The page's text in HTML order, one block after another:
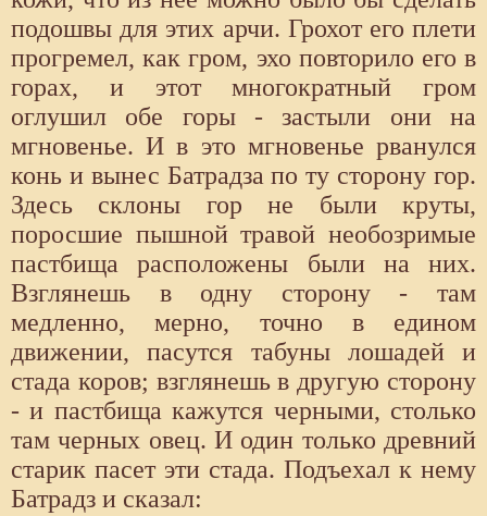
подошвы для этих арчи. Грохот его плети
прогремел, как гром, эхо повторило его в
горах, и этот многократный гром
оглушил обе горы - застыли они на
мгновенье. И в это мгновенье рванулся
конь и вынес Батрадза по ту сторону гор.
Здесь склоны гор не были круты,
поросшие пышной травой необозримые
пастбища расположены были на них.
Взглянешь в одну сторону - там
медленно, мерно, точно в едином
движении, пасутся табуны лошадей и
стада коров; взглянешь в другую сторону
- и пастбища кажутся черными, столько
там черных овец. И один только древний
старик пасет эти стада. Подъехал к нему
Батрадз и сказал: